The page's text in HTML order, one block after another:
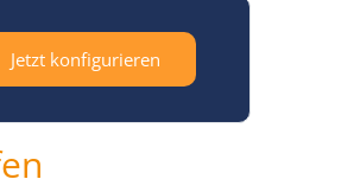
Jetzt konfigurieren